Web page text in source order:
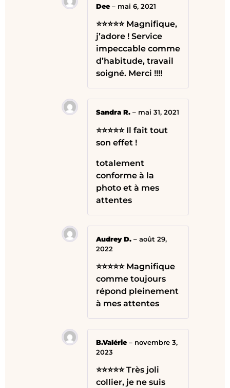
Dee– mai 6, 2021
⭐⭐⭐⭐⭐ Magnifique,
j’adore ! Service
impeccable comme
d’habitude, travail
soigné. Merci !!!!
Sandra R. – mai 31, 2021
⭐⭐⭐⭐⭐ Il fait tout
son effet !
totalement
conforme à la
photo et à mes
attentes
Audrey D. – août 29,
2022
⭐⭐⭐⭐⭐ Magnifique
comme toujours
répond pleinement
à mes attentes
B.Valérie– novembre 3,
2023
⭐⭐⭐⭐⭐ Très joli
collier, je ne suis